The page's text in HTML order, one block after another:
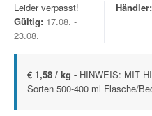
Leider verpasst!
Gültig: 17.08. -
23.08.
Händler:
€ 1,58 / kg - HINWEIS: MIT
Sorten 500-400 ml Flasche/